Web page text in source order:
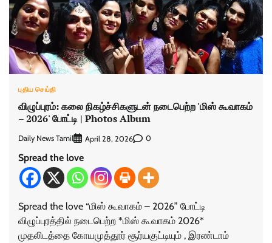
புதிய செய்தி
விழுப்புரம்: கலை நிகழ்ச்சிகளுடன் நடைபெற்ற 'மிஸ் கூவாகம்
– 2026' போட்டி | Photos Album
Daily News Tamil April 28, 2026 0
Spread the love
Spread the love “மிஸ் கூவாகம் – 2026” போட்டி
விழுப்புரத்தில் நடைபெற்ற *மிஸ் கூவாகம் 2026*
முதலிடத்தை கோயமுத்தூர் சூர்யகுட்டியும் , இரண்டாம்